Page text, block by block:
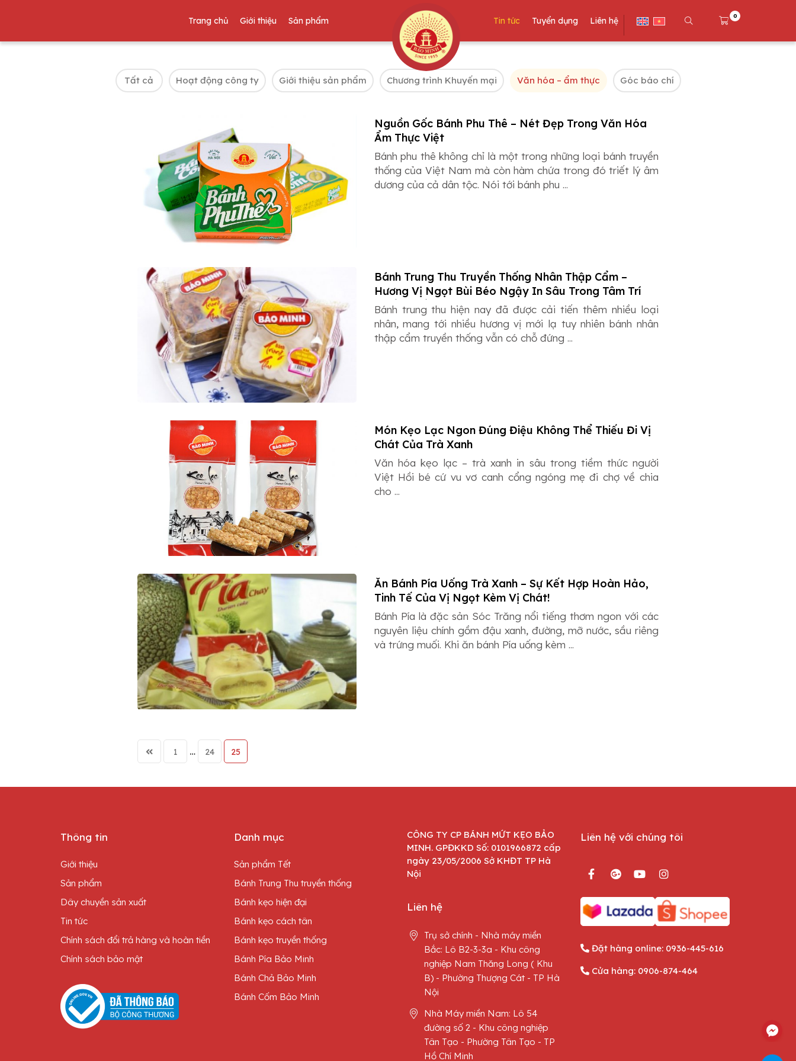
Trang chủ Giới thiệu Sản phẩm Tin tức Tuyển dụng Liên hệ 0
Tất cả Hoạt động công ty Giới thiệu sản phẩm Chương trình Khuyến mại Văn hóa – ẩm thực Góc báo chí
Nguồn Gốc Bánh Phu Thê – Nét Đẹp Trong Văn Hóa
Ẩm Thực Việt
Bánh phu thê không chỉ là một trong những loại bánh truyền
thống của Việt Nam mà còn hàm chứa trong đó triết lý âm
dương của cả dân tộc. Nói tới bánh phu ...
Bánh Trung Thu Truyền Thống Nhân Thập Cẩm –
Hương Vị Ngọt Bùi Béo Ngậy In Sâu Trong Tâm Trí
Nhiều Thế Hệ
Bánh trung thu hiện nay đã được cải tiến thêm nhiều loại
nhân, mang tới nhiều hương vị mới lạ tuy nhiên bánh nhân
thập cẩm truyền thống vẫn có chỗ đứng ...
Món Kẹo Lạc Ngon Đúng Điệu Không Thể Thiếu Đi Vị
Chát Của Trà Xanh
Văn hóa kẹo lạc – trà xanh in sâu trong tiềm thức người
Việt Hồi bé cứ vu vơ canh cổng ngóng mẹ đi chợ về chia
cho ...
Ăn Bánh Pía Uống Trà Xanh – Sự Kết Hợp Hoàn Hảo,
Tinh Tế Của Vị Ngọt Kèm Vị Chát!
Bánh Pía là đặc sản Sóc Trăng nổi tiếng thơm ngon với các
nguyên liệu chính gồm đậu xanh, đường, mỡ nước, sầu riêng
và trứng muối. Khi ăn bánh Pía uống kèm ...
Posts
pagination
1 … 24 25
Thông tin
Giới thiệu
Sản phẩm
Dây chuyền sản xuất
Tin tức
Chính sách đổi trả hàng và hoàn tiền
Chính sách bảo mật
Danh mục
Sản phẩm Tết
Bánh Trung Thu truyền thống
Bánh kẹo hiện đại
Bánh kẹo cách tân
Bánh kẹo truyền thống
Bánh Pía Bảo Minh
Bánh Chả Bảo Minh
Bánh Cốm Bảo Minh
CÔNG TY CP BÁNH MỨT KẸO BẢO
MINH. GPĐKKD Số: 0101966872 cấp
ngày 23/05/2006 Sở KHĐT TP Hà
Nội
Liên hệ
Trụ sở chính - Nhà máy miền
Bắc: Lô B2-3-3a - Khu công
nghiệp Nam Thăng Long ( Khu
B) - Phường Thượng Cát - TP Hà
Nội
Nhà Máy miền Nam: Lô 54
đường số 2 - Khu công nghiệp
Tân Tạo - Phường Tân Tạo - TP
Hồ Chí Minh
Liên hệ với chúng tôi
Đặt hàng online: 0936-445-616
Cửa hàng: 0906-874-464